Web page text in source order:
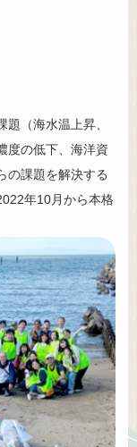
題（海水温上昇、
度の低下、海洋資
の課題を解決する
年10月から本格